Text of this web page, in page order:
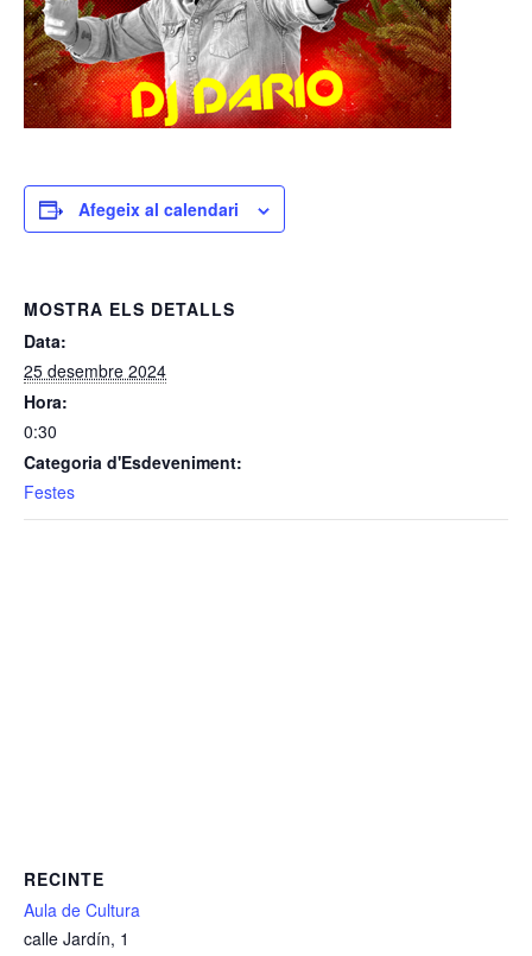
Afegeix al calendari
MOSTRA ELS DETALLS
Data:
25 desembre 2024
Hora:
0:30
Categoria d'Esdeveniment:
Festes
RECINTE
Aula de Cultura
calle Jardín, 1